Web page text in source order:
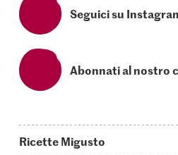
Seguici su
Abonnati al nostro
Ricette Migusto